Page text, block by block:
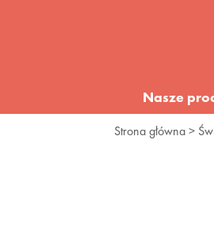
Nasze
Strona główna>